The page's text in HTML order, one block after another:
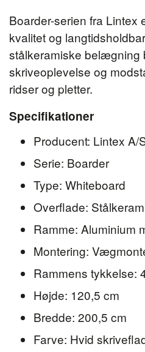
Boarder-serien fra Lintex
kvalitet og
stålkeramiske belægning
skriveoplevelse og
ridser og pletter.
Specifikationer
Producent: Lintex A/
Serie: Boarder
Type: Whiteboard
Overflade:
Ramme: Aluminium
Montering:
Rammens tykkelse:
Højde: 120,5 cm
Bredde: 200,5 cm
Farve: Hvid